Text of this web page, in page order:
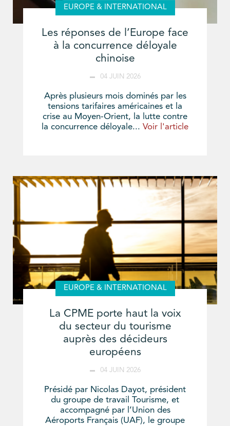
EUROPE & INTERNATIONAL
Les réponses de l’Europe face
à la concurrence déloyale
chinoise
04 JUIN 2026
Après plusieurs mois dominés par les
tensions tarifaires américaines et la
crise au Moyen-Orient, la lutte contre
la concurrence déloyale... Voir l'article
EUROPE & INTERNATIONAL
La CPME porte haut la voix
du secteur du tourisme
auprès des décideurs
européens
04 JUIN 2026
Présidé par Nicolas Dayot, président
du groupe de travail Tourisme, et
accompagné par l’Union des
Aéroports Français (UAF), le groupe